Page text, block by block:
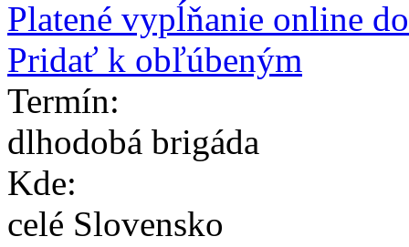
Platené vypĺňanie online
Pridať k obľúbeným
Termín:
dlhodobá brigáda
Kde:
celé Slovensko